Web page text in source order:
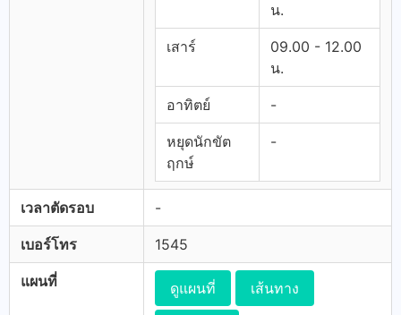
น.
เสาร์
09.00 - 12.00
น.
อาทิตย์ -
หยุดนักขัต
ฤกษ์
-
เวลาตัดรอบ -
เบอร์โทร 1545
แผนที่ ดูแผนที่ เส้นทาง